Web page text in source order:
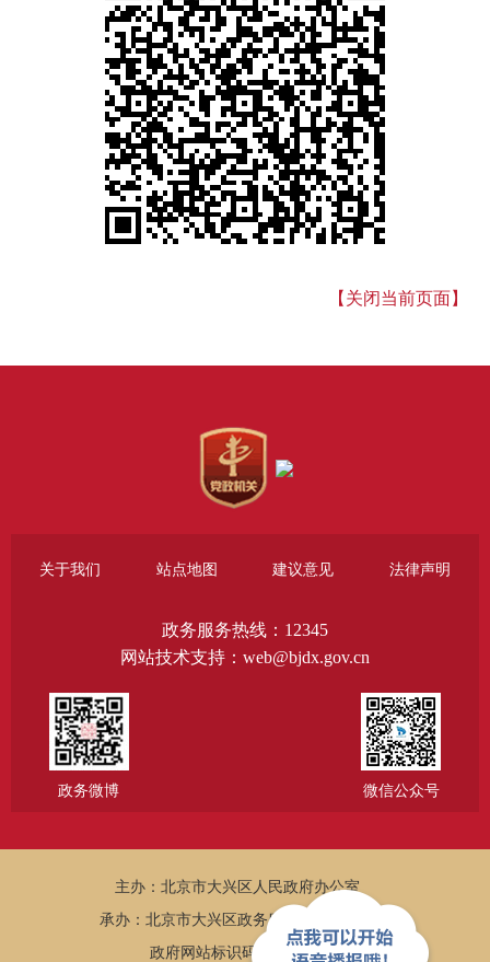
【关闭当前页面】
关于我们 站点地图 建议意见 法律声明
政务服务热线：12345
网站技术支持：web@bjdx.gov.cn
政务微博 微信公众号
主办：北京市大兴区人民政府办公室
承办：北京市大兴区政务服务和数据管理局
政府网站标识码：1101150005